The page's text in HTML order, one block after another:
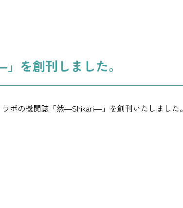
を創刊しました。
ボの機関誌「然―Shikari―」を創刊いたしました。